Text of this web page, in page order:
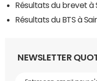
Résultats du brevet à
Résultats du BTS à
NEWSLETTER